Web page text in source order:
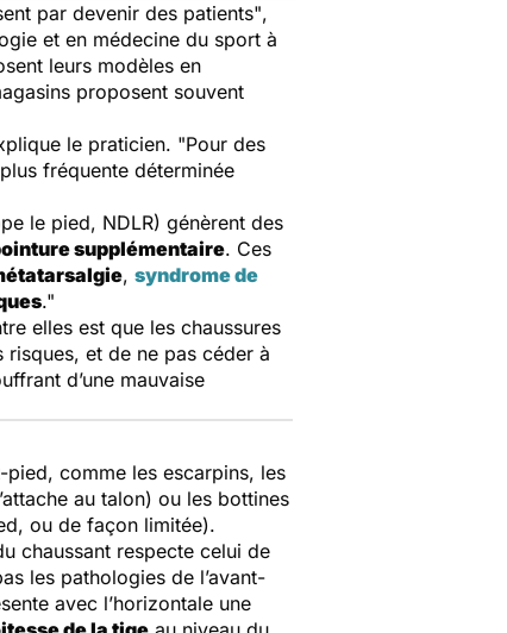
par devenir des patients",
et en médecine du sport à
leurs modèles en
proposent souvent
le praticien. "Pour des
fréquente déterminée
le pied, NDLR) génèrent des
supplémentaire. Ces
, syndrome de
."
elles est que les chaussures
et de ne pas céder à
d’une mauvaise
pied, comme les escarpins, les
au talon) ou les bottines
ou de façon limitée).
chaussant respecte celui de
les pathologies de l’avant-
avec l’horizontale une